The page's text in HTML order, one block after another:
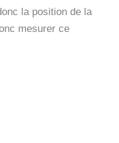
la position de la
mesurer ce